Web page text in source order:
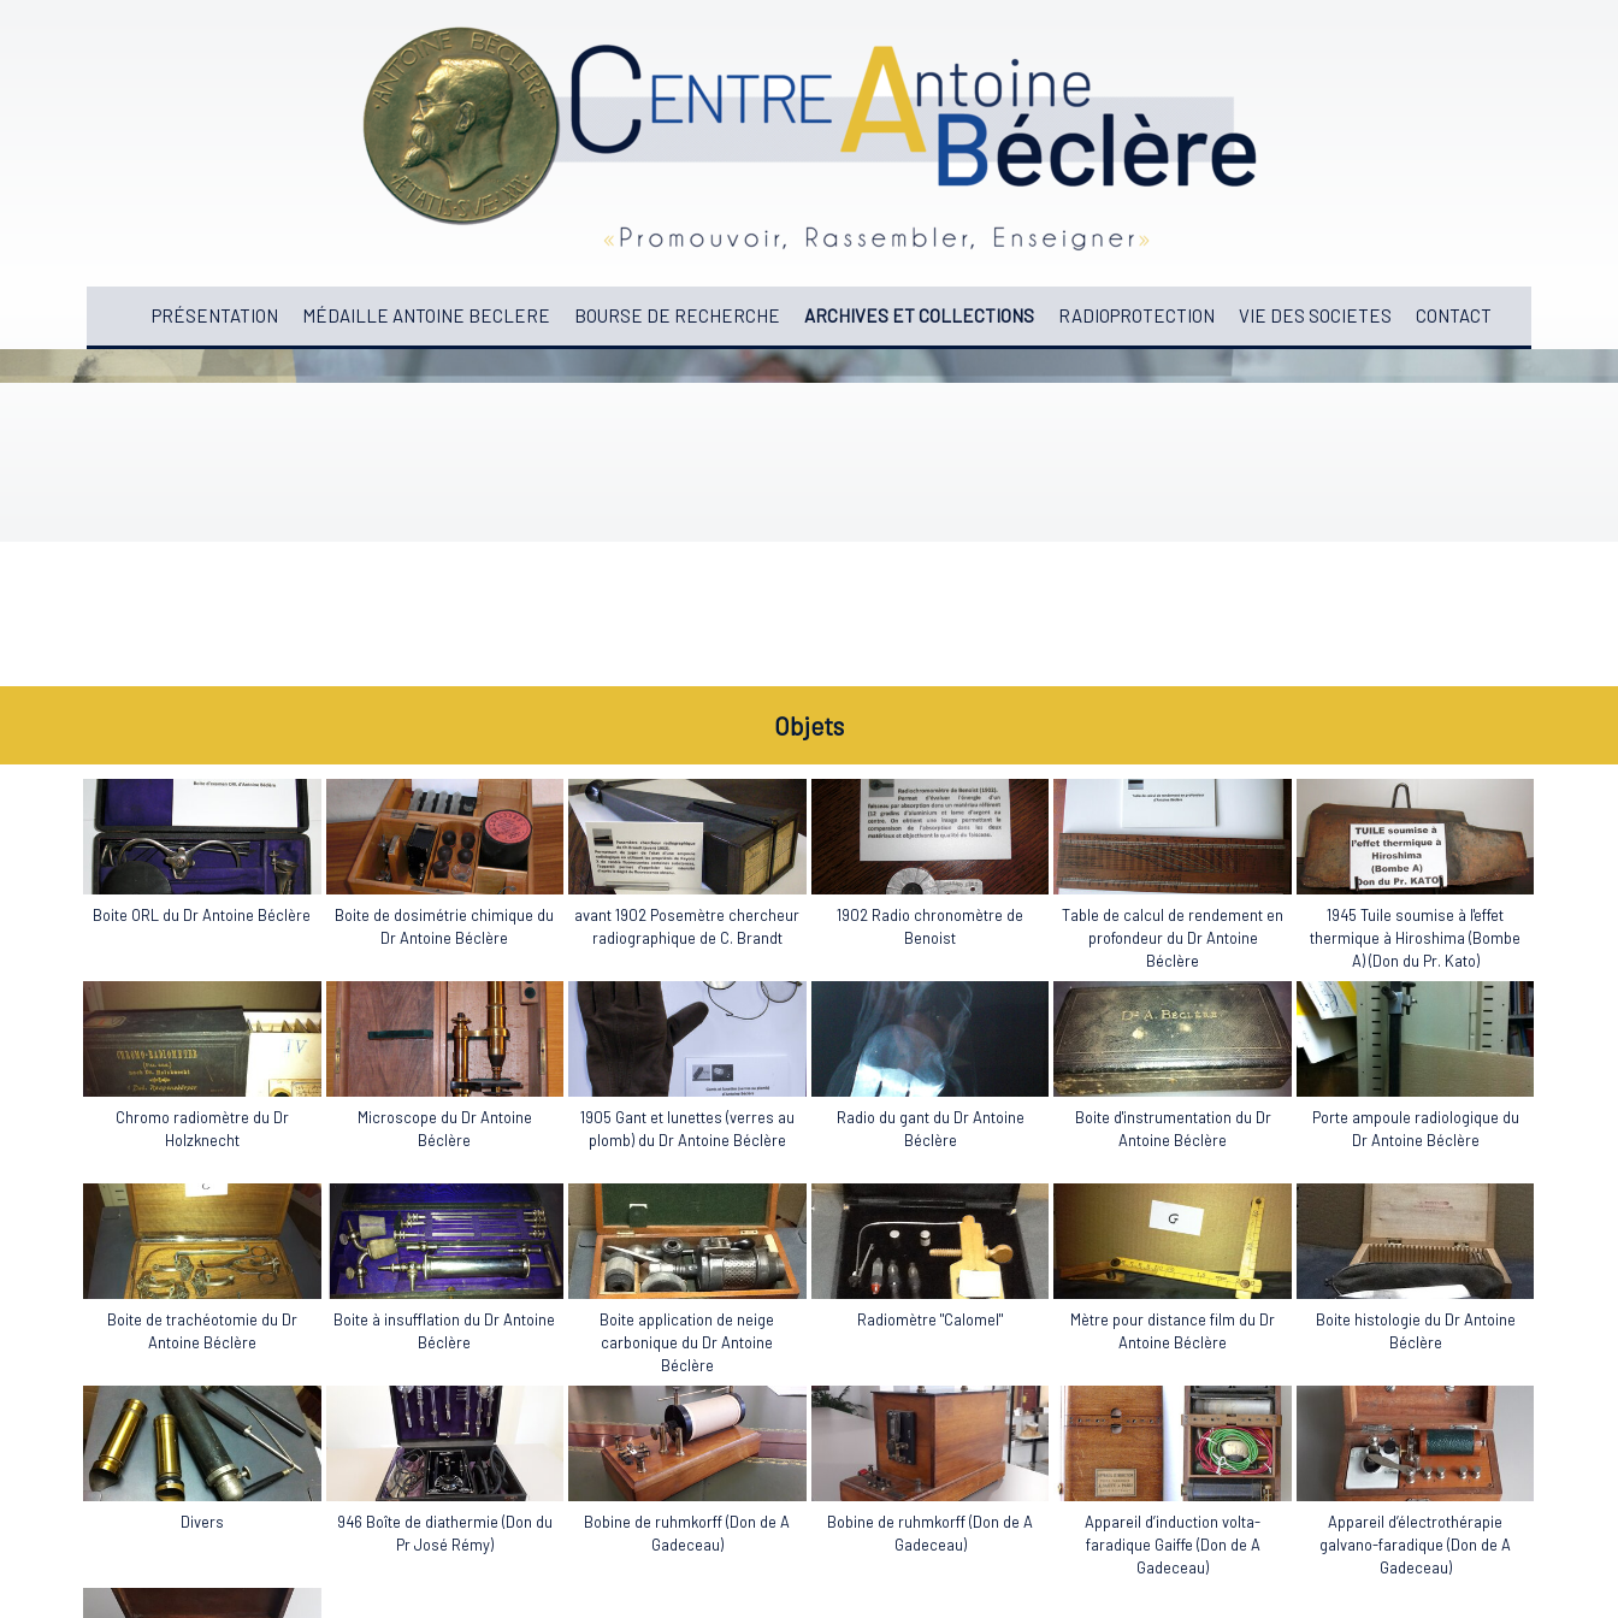
PRÉSENTATION MÉDAILLE ANTOINE BECLERE BOURSE DE RECHERCHE ARCHIVES ET COLLECTIONS RADIOPROTECTION VIE DES SOCIETES CONTACT
Objets
Boite ORL du Dr Antoine Béclère
Boite de dosimétrie chimique du
Dr Antoine Béclère
avant 1902 Posemètre chercheur
radiographique de C. Brandt
1902 Radio chronomètre de
Benoist
Table de calcul de rendement en
profondeur du Dr Antoine
Béclère
1945 Tuile soumise à l'effet
thermique à Hiroshima (Bombe
A) (Don du Pr. Kato)
Chromo radiomètre du Dr
Holzknecht
Microscope du Dr Antoine
Béclère
1905 Gant et lunettes (verres au
plomb) du Dr Antoine Béclère
Radio du gant du Dr Antoine
Béclère
Boite d'instrumentation du Dr
Antoine Béclère
Porte ampoule radiologique du
Dr Antoine Béclère
Boite de trachéotomie du Dr
Antoine Béclère
Boite à insufflation du Dr Antoine
Béclère
Boite application de neige
carbonique du Dr Antoine
Béclère
Radiomètre "Calomel"
Mètre pour distance film du Dr
Antoine Béclère
Boite histologie du Dr Antoine
Béclère
Divers
946 Boîte de diathermie (Don du
Pr José Rémy)
Bobine de ruhmkorff (Don de A
Gadeceau)
Bobine de ruhmkorff (Don de A
Gadeceau)
Appareil d’induction volta-
faradique Gaiffe (Don de A
Gadeceau)
Appareil d’électrothérapie
galvano-faradique (Don de A
Gadeceau)